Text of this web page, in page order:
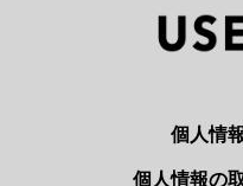
個人情
個人情報の